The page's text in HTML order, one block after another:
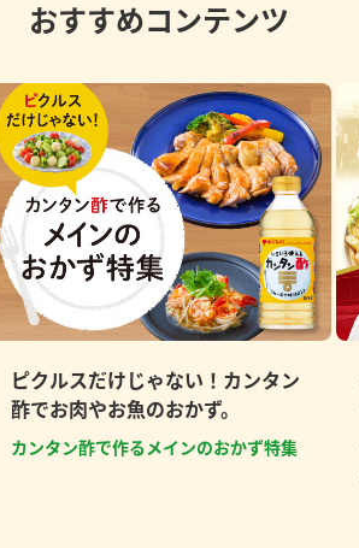
おすすめコンテンツ
ピクルスだけじゃない！カンタン
酢でお肉やお魚のおかず。
カンタン酢で作るメインのおかず特集